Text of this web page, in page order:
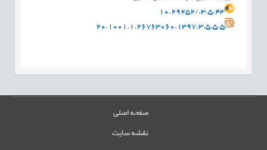
10.29252/.3.5.43
20.1001.1.26763060.1397.3.5.5.5
صفحه اصلی
نقشه سایت